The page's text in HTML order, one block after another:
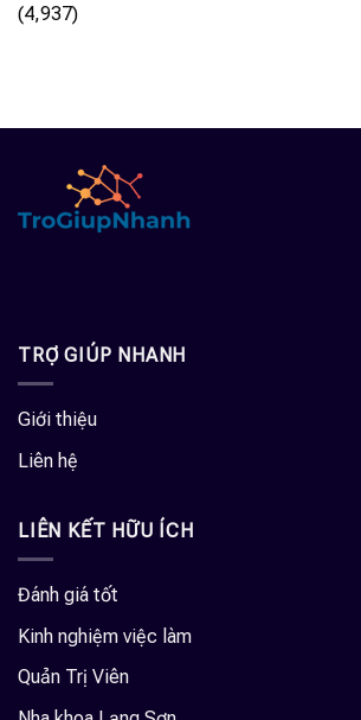
(4,937)
TRỢ GIÚP NHANH
Giới thiệu
Liên hệ
LIÊN KẾT HỮU ÍCH
Đánh giá tốt
Kinh nghiệm việc làm
Quản Trị Viên